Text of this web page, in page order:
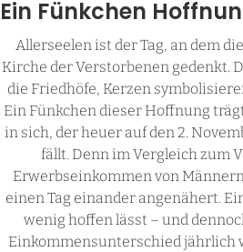
Ein Fünkchen
Allerseelen ist der Tag, an dem
Kirche der Verstorbenen gedenkt.
die Friedhöfe, Kerzen
Ein Fünkchen dieser Hoffnung
in sich, der heuer auf den 2.
fällt. Denn im Vergleich zum
Erwerbseinkommen von
einen Tag einander angenähert.
wenig hoffen lässt – und
Einkommensunterschied jährlich